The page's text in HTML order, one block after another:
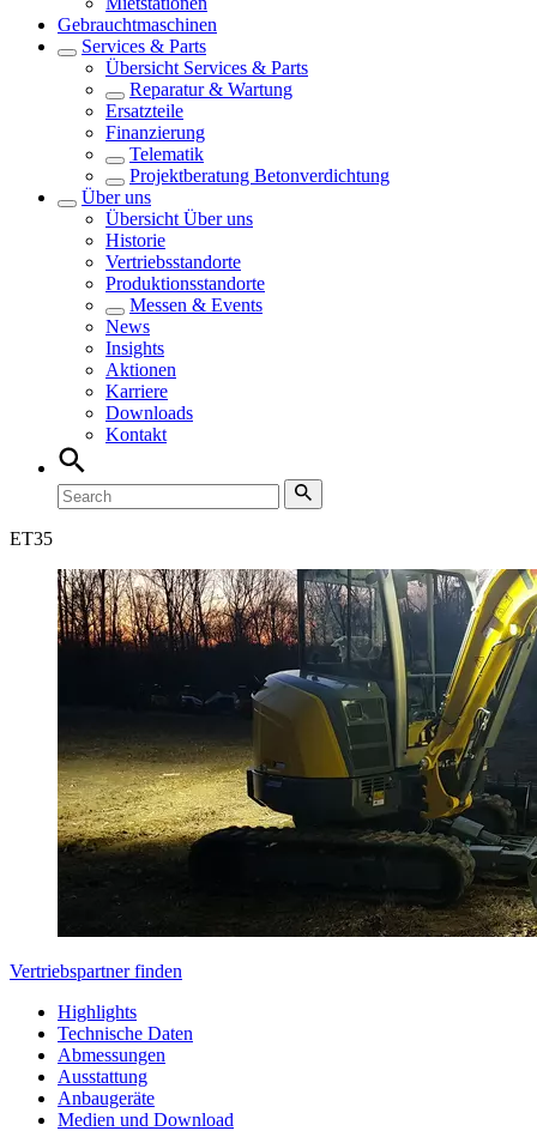
Gebrauchtmaschinen
Services & Parts
Übersicht Services & Parts
Reparatur & Wartung
Ersatzteile
Finanzierung
Telematik
Projektberatung Betonverdichtung
Über uns
Übersicht Über uns
Historie
Vertriebsstandorte
Produktionsstandorte
Messen & Events
News
Insights
Aktionen
Karriere
Downloads
Kontakt
ET35
Vertriebspartner finden
Highlights
Technische Daten
Abmessungen
Ausstattung
Anbaugeräte
Medien und Download